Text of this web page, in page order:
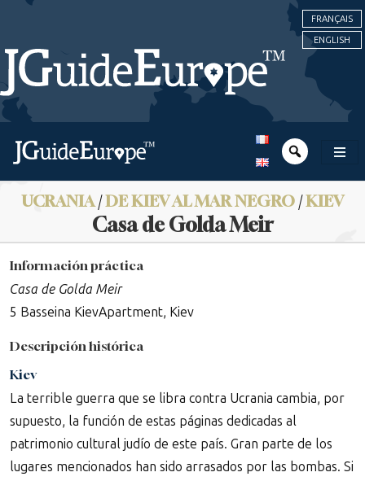
FRANÇAIS
ENGLISH
UCRANIA/DE KIEV AL MAR NEGRO /KIEV
Casa de Golda Meir
Información práctica
Casa de Golda Meir
5 Basseina KievApartment, Kiev
Descripción histórica
Kiev
La terrible guerra que se libra contra Ucrania cambia, por
supuesto, la función de estas páginas dedicadas al
patrimonio cultural judío de este país. Gran parte de los
lugares mencionados han sido arrasados por las bombas. Si